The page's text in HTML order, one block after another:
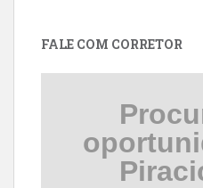
FALE COM CORRETOR